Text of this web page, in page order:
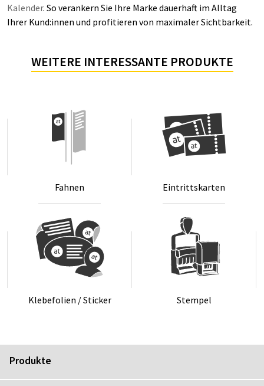
Kalender. So verankern Sie Ihre Marke dauerhaft im Alltag
Ihrer Kund:innen und profitieren von maximaler Sichtbarkeit.
WEITERE INTERESSANTE PRODUKTE
Fah­nen Ein­tritts­kar­ten
Kle­be­fo­li­en / Sti­cker Stem­pel
Produkte